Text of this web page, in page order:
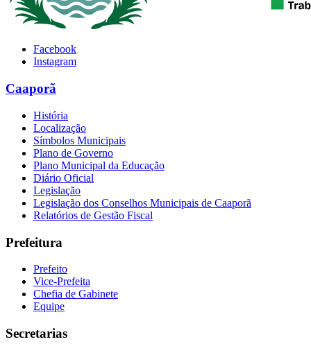
Facebook
Instagram
Caaporã
História
Localização
Símbolos Municipais
Plano de Governo
Plano Municipal da Educação
Diário Oficial
Legislação
Legislação dos Conselhos Municipais de Caaporã
Relatórios de Gestão Fiscal
Prefeitura
Prefeito
Vice-Prefeita
Chefia de Gabinete
Equipe
Secretarias